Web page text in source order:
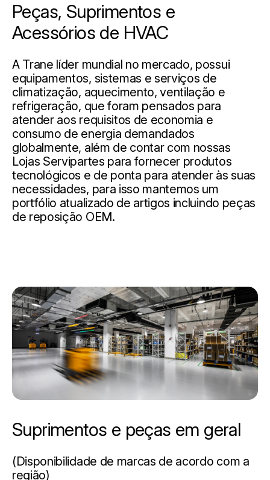
Peças, Suprimentos e
Acessórios de HVAC
A Trane líder mundial no mercado, possui
equipamentos, sistemas e serviços de
climatização, aquecimento, ventilação e
refrigeração, que foram pensados ​​para
atender aos requisitos de economia e
consumo de energia demandados
globalmente, além de contar com nossas
Lojas Servipartes para fornecer produtos
tecnológicos e de ponta para atender às suas
necessidades, para isso mantemos um
portfólio atualizado de artigos incluindo peças
de reposição OEM.
Suprimentos e peças em geral
(Disponibilidade de marcas de acordo com a
região)